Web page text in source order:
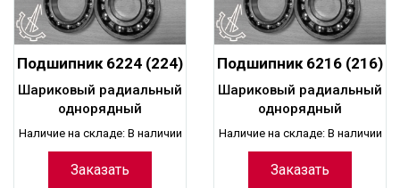
Подшипник 6224 (224)
шариковый
радиальный
однорядный
Шариковый радиальный
однорядный
Наличие на складе: В наличии
Заказать
Подшипник 6216 (216)
шариковый
радиальный
однорядный
Шариковый радиальный
однорядный
Наличие на складе: В наличии
Заказать